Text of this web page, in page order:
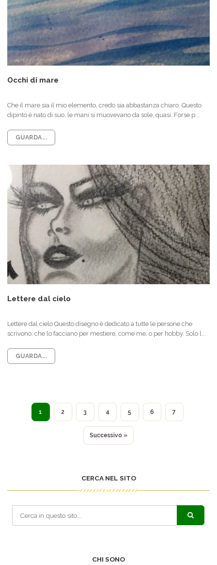
Occhi di mare
Che il mare sia il mio elemento, credo sia abbastanza chiaro. Questo
dipinto è nato di suo, le mani si muovevano da sole, quasi. Forse p...
GUARDA...
Lettere dal cielo
Lettere dal cielo Questo disegno è dedicato a tutte le persone che
scrivono, che lo facciano per mestiere, come me, o per hobby. Solo l...
GUARDA...
1 2 3 4 5 6 7
Successivo »
CERCA NEL SITO
CHI SONO